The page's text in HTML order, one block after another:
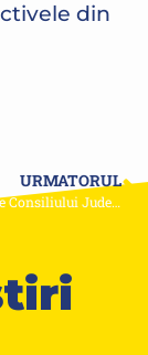
din
URMATORUL
Vicepreședintele Consiliului Județean Constanța a participat la conferința UNHCR.